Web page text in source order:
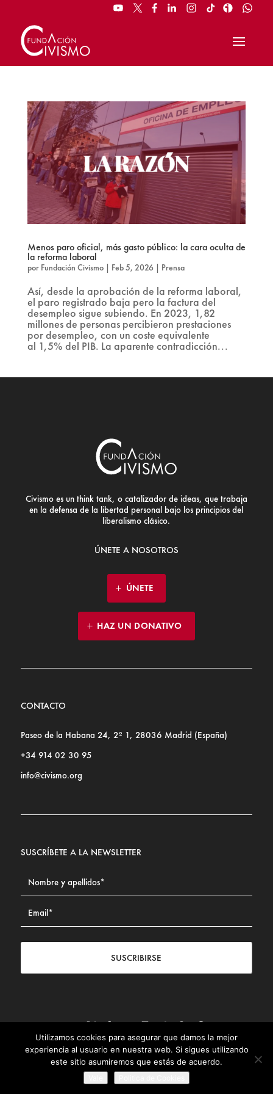
Menos paro oficial, más gasto público: la cara oculta de
la reforma laboral
por Fundación Civismo| Feb 5, 2026| Prensa
Así, desde la aprobación de la reforma laboral,
el paro registrado baja pero la factura del
desempleo sigue subiendo. En 2023, 1,82
millones de personas percibieron prestaciones
por desempleo, con un coste equivalente
al 1,5% del PIB. La aparente contradicción...
Civismo es un think tank, o catalizador de ideas, que trabaja
en la defensa de la libertad personal bajo los principios del
liberalismo clásico.
ÚNETE A NOSOTROS
ÚNETE
HAZ UN DONATIVO
CONTACTO
Paseo de la Habana 24, 2º 1, 28036 Madrid (España)
+34 914 02 30 95
info@civismo.org
SUSCRÍBETE A LA NEWSLETTER
SUSCRIBIRSE
Contacto|Aviso legal| Política de privacidad| Política de
Cookies
© Fundación Civismo 2025
Utilizamos cookies para asegurar que damos la mejor
experiencia al usuario en nuestra web. Si sigues utilizando
este sitio asumiremos que estás de acuerdo.